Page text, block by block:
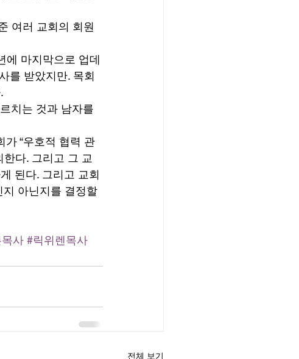
여러 교회의 회원
에 마지막으로 업데
를 받았지만. 목회
치는 것과 남자를
“우호적 협력 관
다. 그리고 그 교
된다. 그리고 교회
아닌지를 결정할
사 #릭위렌목사
전체 보기